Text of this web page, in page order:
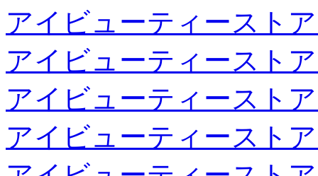
アイビューティースト
アイビューティースト
アイビューティースト
アイビューティースト